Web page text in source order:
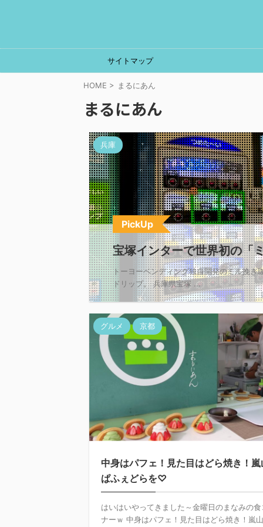
サイトマップ
HOME > まるにあん
まるにあん
兵庫
PickUp
宝塚インターで世界初の「
トーヨーベンディング独自開発のミル挽き
ドリップ。 兵庫県宝塚 ...
グルメ 京都
中身はパフェ！見た目はどら焼き！嵐
ぱふぇどらを♡
はいはいやってきました～金曜日のまなみの食
ナーｗ 中身はパフェ！見た目はどら焼き！嵐